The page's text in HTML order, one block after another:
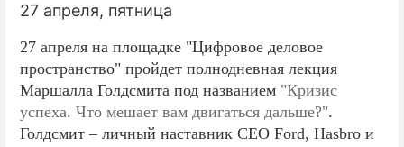
27 апреля, пятница
27 апреля на площадке "Цифровое деловое
пространство" пройдет полнодневная лекция
Маршалла Голдсмита под названием "Кризис
успеха. Что мешает вам двигаться дальше?".
Голдсмит – личный наставник CEO Ford, Hasbro и